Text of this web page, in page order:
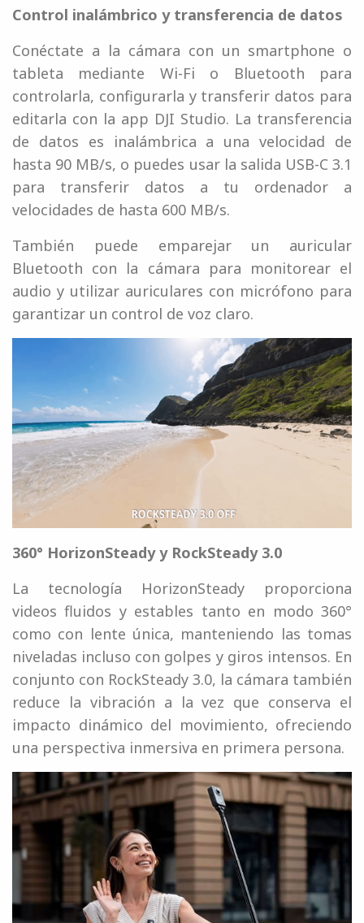
Control inalámbrico y transferencia de datos
Conéctate a la cámara con un smartphone o
tableta mediante Wi-Fi o Bluetooth para
controlarla, configurarla y transferir datos para
editarla con la app DJI Studio. La transferencia
de datos es inalámbrica a una velocidad de
hasta 90 MB/s, o puedes usar la salida USB-C 3.1
para transferir datos a tu ordenador a
velocidades de hasta 600 MB/s.
También puede emparejar un auricular
Bluetooth con la cámara para monitorear el
audio y utilizar auriculares con micrófono para
garantizar un control de voz claro.
360° HorizonSteady y RockSteady 3.0
La tecnología HorizonSteady proporciona
videos fluidos y estables tanto en modo 360°
como con lente única, manteniendo las tomas
niveladas incluso con golpes y giros intensos. En
conjunto con RockSteady 3.0, la cámara también
reduce la vibración a la vez que conserva el
impacto dinámico del movimiento, ofreciendo
una perspectiva inmersiva en primera persona.